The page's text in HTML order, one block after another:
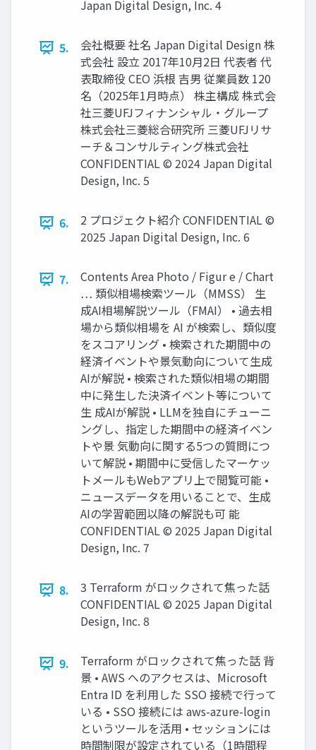
Japan Digital Design, Inc. 4
5.
会社概要 社名 Japan Digital Design 株
式会社 設立 2017年10月2日 代表者 代
表取締役 CEO 浜根 吉男 従業員数 120
名（2025年1月時点） 株主構成 株式会
社三菱UFJフィナンシャル・グループ
株式会社三菱総合研究所 三菱UFJリサ
ーチ＆コンサルティング株式会社
CONFIDENTIAL © 2024 Japan Digital
Design, Inc. 5
6.
2 プロジェクト紹介 CONFIDENTIAL ©
2025 Japan Digital Design, Inc. 6
7.
Contents Area Photo / Figur e / Chart
… 類似相場検索ツール（MMSS） 生
成AI相場解説ツール（FMAI） • 過去相
場から類似相場を AI が検索し、類似度
をスコアリング • 検索された期間中の
経済イベントや景気動向について生成
AIが解説 • 検索された類似相場の期間
中に発生した決済イベント等について
生 成AIが解説 • LLMを独自にチューニ
ングし、指定した期間中の経済イベン
トや景 気動向に関する5つの質問につ
いて解説 • 期間中に受信したマーケッ
トメールもWebアプリ上で閲覧可能 •
ニュースデータを用いることで、生成
AIの学習範囲以降の解説も可 能
CONFIDENTIAL © 2025 Japan Digital
Design, Inc. 7
8.
3 Terraform がロックされて焦った話
CONFIDENTIAL © 2025 Japan Digital
Design, Inc. 8
9.
Terraform がロックされて焦った話 背
景 • AWS へのアクセスは、Microsoft
Entra ID を利用した SSO 接続で行って
いる • SSO 接続には aws-azure-login
というツールを活用 • セッションには
時間制限が設定されている（1時間程